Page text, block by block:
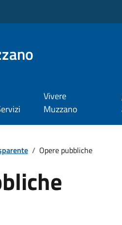
Vivere
Muzzano
/ Opere pubbliche